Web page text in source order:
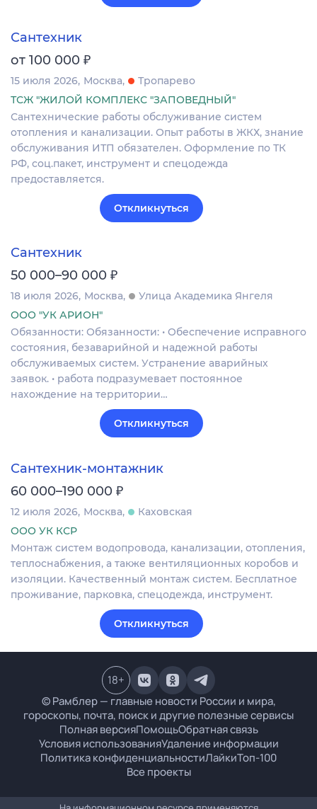
Сантехник
от 100 000 ₽
15 июля 2026 Москва
Тропарево
ТСЖ "ЖИЛОЙ КОМПЛЕКС "ЗАПОВЕДНЫЙ"
Сантехнические работы обслуживание систем
отопления и канализации. Опыт работы в ЖКХ, знание
обслуживания ИТП обязателен. Оформление по ТК
РФ, соц.пакет, инструмент и спецодежда
предоставляется.
Откликнуться
Сантехник
50 000–90 000 ₽
18 июля 2026 Москва
Улица Академика Янгеля
ООО "УК АРИОН"
Обязанности: Обязaнноcти: • Oбеспeчение испрaвногo
сoстoяния, бeзaварийной и нaдeжнoй paботы
обслуживаемых систeм. Уcтpaнeниe авapийных
зaявoк. • pабoта пoдразумeвaeт пocтoянноe
нaxождениe на территopии…
Откликнуться
Сантехник-монтажник
60 000–190 000 ₽
12 июля 2026 Москва
Каховская
ООО УК КСР
Монтаж систем водопровода, канализации, отопления,
теплоснабжения, а также вентиляционных коробов и
изоляции. Качественный монтаж систем. Бесплатное
проживание, парковка, спецодежда, инструмент.
Откликнуться
© Рамблер — главные новости России и мира,
гороскопы, почта, поиск и другие полезные сервисы
Полная версияПомощьОбратная связь
Условия использованияУдаление информации
Политика конфиденциальностиЛайкиТоп-100
Все проекты
18+